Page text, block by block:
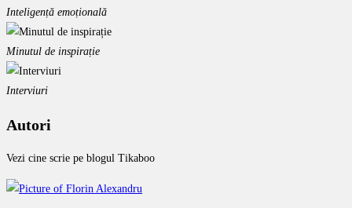
Inteligență emoțională
Minutul de inspirație
Interviuri
Autori
Vezi cine scrie pe blogul Tikaboo